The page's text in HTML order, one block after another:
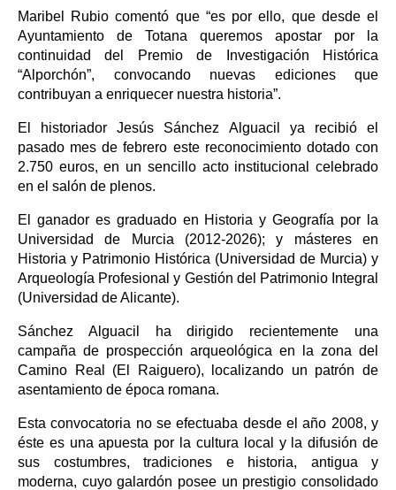
Maribel Rubio comentó que “es por ello, que desde el
Ayuntamiento de Totana queremos apostar por la
continuidad del Premio de Investigación Histórica
“Alporchón”, convocando nuevas ediciones que
contribuyan a enriquecer nuestra historia”.
El historiador Jesús Sánchez Alguacil ya recibió el
pasado mes de febrero este reconocimiento dotado con
2.750 euros, en un sencillo acto institucional celebrado
en el salón de plenos.
El ganador es graduado en Historia y Geografía por la
Universidad de Murcia (2012-2026); y másteres en
Historia y Patrimonio Histórica (Universidad de Murcia) y
Arqueología Profesional y Gestión del Patrimonio Integral
(Universidad de Alicante).
Sánchez Alguacil ha dirigido recientemente una
campaña de prospección arqueológica en la zona del
Camino Real (El Raiguero), localizando un patrón de
asentamiento de época romana.
Esta convocatoria no se efectuaba desde el año 2008, y
éste es una apuesta por la cultura local y la difusión de
sus costumbres, tradiciones e historia, antigua y
moderna, cuyo galardón posee un prestigio consolidado